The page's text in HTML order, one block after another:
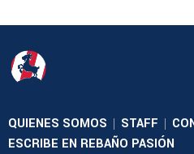
QUIENES SOMOS | STAFF |
ESCRIBE EN REBAÑO PASIÓN